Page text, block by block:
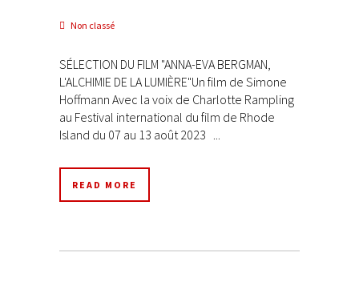
Non classé
SÉLECTION DU FILM "ANNA-EVA BERGMAN,
L'ALCHIMIE DE LA LUMIÈRE"Un film de Simone
Hoffmann Avec la voix de Charlotte Rampling
au Festival international du film de Rhode
Island du 07 au 13 août 2023 ...
READ MORE